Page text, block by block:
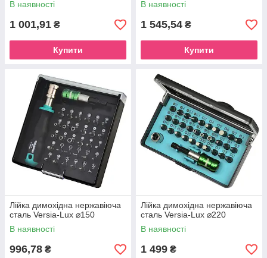
В наявності
1 001,91 ₴
Купити
В наявності
1 545,54 ₴
Купити
Лійка димохідна нержавіюча
сталь Versia-Lux ⌀150
В наявності
996,78 ₴
Лійка димохідна нержавіюча
сталь Versia-Lux ⌀220
В наявності
1 499 ₴